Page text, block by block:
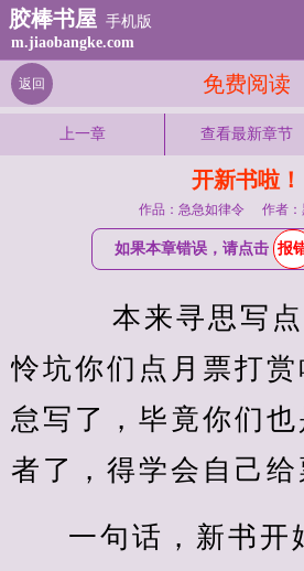
胶棒书屋 手机版
m.jiaobangke.com
免费阅读
返回
上一章 查看最新章节
开新书啦！
作品：急急如律令 作者
如果本章错误，请点击 报
怜坑你们点月票打
怠写了，毕竟你们
者了，得学会自己给
一句话，新书开